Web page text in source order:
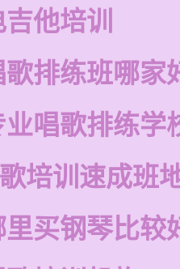
他培训
排练班哪家
唱歌排练学
培训速成班
买钢琴比较